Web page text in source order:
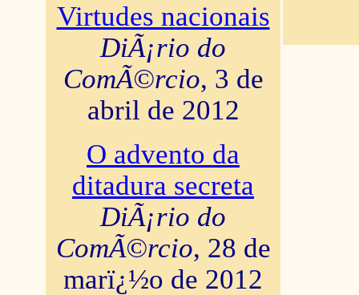
Virtudes nacionais
DiÃ¡rio do
ComÃ©rcio, 3 de
abril de 2012
O advento da
ditadura secreta
DiÃ¡rio do
ComÃ©rcio, 28 de
marï¿½o de 2012